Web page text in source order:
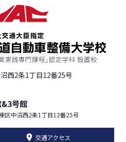
西2条1丁目12番25号
号館
区中沼西2条1丁目12番25号
交通アクセス